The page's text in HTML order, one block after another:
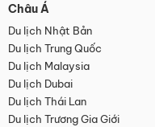
Châu Á
Du lịch Nhật Bản
Du lịch Trung Quốc
Du lịch Malaysia
Du lịch Dubai
Du lịch Thái Lan
Du lịch Trương Gia Giới